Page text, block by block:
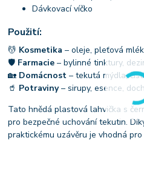
Dávkovací víčko
Použití:
💆 Kosmetika – oleje, pleťová
🛡 Farmacie – bylinné tinktury,
🏡 Domácnost – tekutá mýdla,
🥤 Potraviny– sirupy, esence,
Tato hnědá plastová lahvička s
pro bezpečné uchování tekutin.
praktickému uzávěru je vhodná